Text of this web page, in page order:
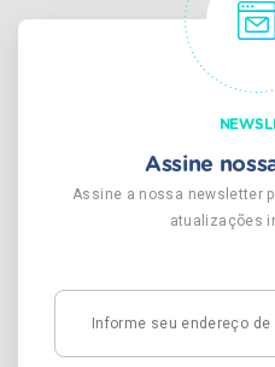
Assine
Assine a nossa newsletter
atualizações